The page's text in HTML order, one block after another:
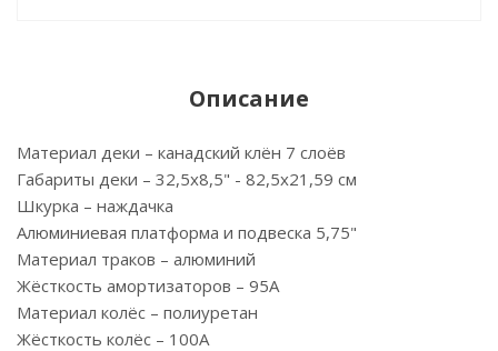
Описание
Материал деки – канадский клён 7 слоёв
Габариты деки – 32,5х8,5" - 82,5х21,59 см
Шкурка – наждачка
Алюминиевая платформа и подвеска 5,75"
Материал траков – алюминий
Жёсткость амортизаторов – 95А
Материал колёс – полиуретан
Жёсткость колёс – 100А